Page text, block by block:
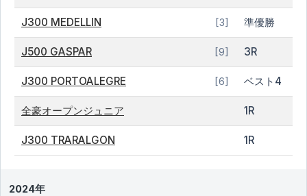
J300 MEDELLIN [3] 準優勝
J500 GASPAR [9] 3R
J300 PORTOALEGRE [6] ベスト4
全豪オープンジュニア 1R
J300 TRARALGON 1R
2024年